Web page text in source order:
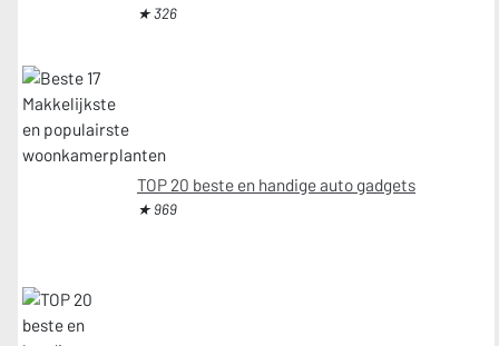
★ 326
TOP 20 beste en handige auto gadgets
★ 969